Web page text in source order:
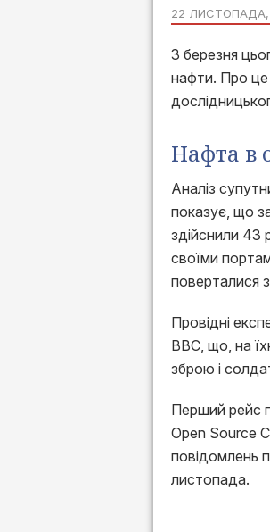
22 ЛИСТОПАДА,
З березня
нафти. Про це
Нафта в
Аналіз
показує, що за
здійснили 43
своїми
поверталися
Провідні
BBC, що, на
зброю і
Перший рейс
Open Source
повідомлень
листопада.